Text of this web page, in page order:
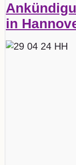
in